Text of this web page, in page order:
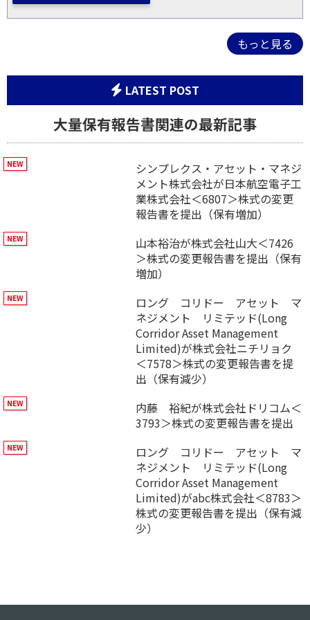
もっと見る
LATEST POST
大量保有報告書関連の最新記事
シンプレクス・アセット・マネジ
メント株式会社が日本航空電子工
業株式会社＜6807＞株式の変更
報告書を提出（保有増加）
山本裕治が株式会社山大＜7426
＞株式の変更報告書を提出（保有
増加）
ロング コリドー アセット マ
ネジメント リミテッド(Long
Corridor Asset Management
Limited)が株式会社ニチリョク
＜7578＞株式の変更報告書を提
出（保有減少）
内藤 裕紀が株式会社ドリコム＜
3793＞株式の変更報告書を提出
ロング コリドー アセット マ
ネジメント リミテッド(Long
Corridor Asset Management
Limited)がabc株式会社＜8783＞
株式の変更報告書を提出（保有減
少）